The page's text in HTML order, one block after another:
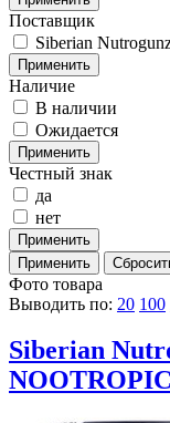
Поставщик
Siberian
Наличие
В наличии
Ожидается
Честный знак
да
нет
Фото товара
Выводить по: 20 100
Siberian